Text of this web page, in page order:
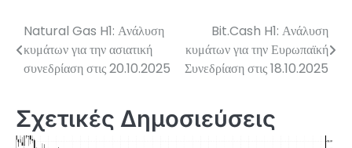
Πλοήγηση
άρθρων
Natural Gas H1: Ανάλυση
κυμάτων για την ασιατική
συνεδρίαση στις 20.10.2025
Bit.Cash H1: Ανάλυση
κυμάτων για την Ευρωπαϊκή
Συνεδρίαση στις 18.10.2025
Σχετικές Δημοσιεύσεις